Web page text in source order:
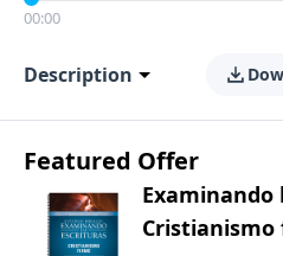
00:00
Description
Featured Offer
Examinando
Cristianismo